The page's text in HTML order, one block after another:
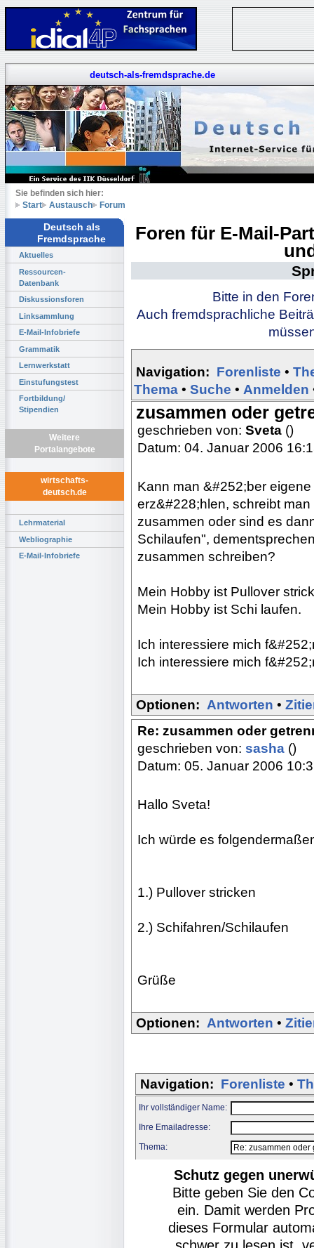
deutsch-als-fremdsprache.de
Sie befinden sich hier:
Start
Austausch Forum
Deutsch als
Fremdsprache
Aktuelles
Ressourcen-
Datenbank
Diskussionsforen
Linksammlung
E-Mail-Infobriefe
Grammatik
Lernwerkstatt
Einstufungstest
Fortbildung/
Stipendien
Weitere
Portalangebote
wirtschafts-
deutsch.de
Lehrmaterial
Webliographie
E-Mail-Infobriefe
Foren für E-Mail-
Bitte in den
Auch fremdsprachliche
Navigation: Forenliste •
Thema • Suche • Anmelden
zusammen oder
geschrieben von: Sveta ()
Datum: 04. Januar 2006
Kann man &#252;ber
erz&#228;hlen, schreibt
zusammen oder sind es
Schilaufen",
zusammen schreiben?
Mein Hobby ist Pullover
Mein Hobby ist Schi laufen.
Ich interessiere mich
Ich interessiere mich
Optionen: Antworten •
Re: zusammen oder
geschrieben von: sasha ()
Datum: 05. Januar 2006
Hallo Sveta!
Ich würde es
1.) Pullover stricken
2.) Schifahren/Schilaufen
Grüße
Optionen: Antworten •
Navigation: Forenliste •
Ihr vollständiger Name:
Ihre Emailadresse:
Thema:
Schutz gegen
Bitte geben Sie den
ein. Damit werden
dieses Formular